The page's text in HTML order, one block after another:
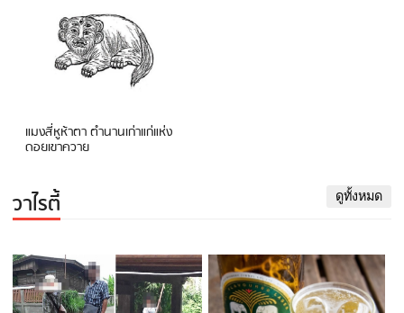
แมงสี่หูห้าตา ตำนานเก่าแก่แห่ง
ดอยเขาควาย
วาไรตี้ ดูทั้งหมด